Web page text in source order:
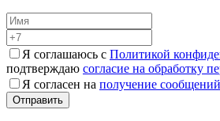
Я соглашаюсь с Политикой
подтверждаю согласие на обработку
Я согласен на получение